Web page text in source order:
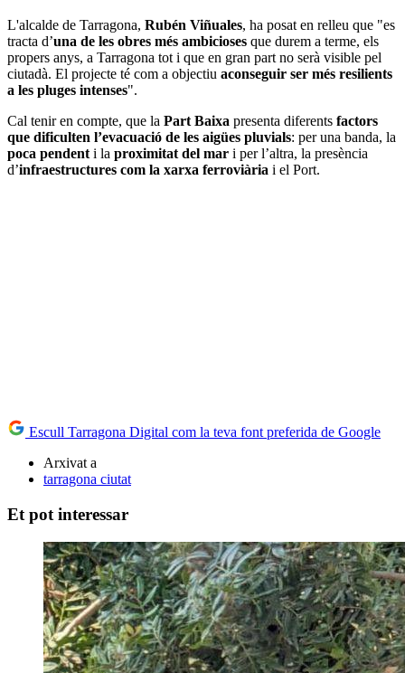
L'alcalde de Tarragona, Rubén Viñuales, ha posat en relleu que "es
tracta d’una de les obres més ambicioses que durem a terme, els
propers anys, a Tarragona tot i que en gran part no serà visible pel
ciutadà. El projecte té com a objectiu aconseguir ser més resilients
a les pluges intenses".
Cal tenir en compte, que la Part Baixa presenta diferents factors
que dificulten l’evacuació de les aigües pluvials: per una banda, la
poca pendenti la proximitat del mar i per l’altra, la presència
d’infraestructures com la xarxa ferroviària i el Port.
Escull Tarragona Digital com la teva font preferida de Google
Arxivat a
tarragona ciutat
Et pot interessar